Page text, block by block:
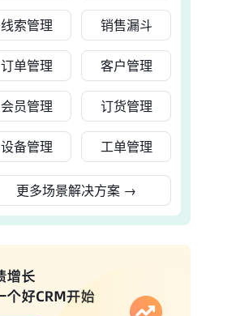
线索管理 销售漏斗
订单管理 客户管理
会员管理 订货管理
设备管理 工单管理
更多场景解决方案 →